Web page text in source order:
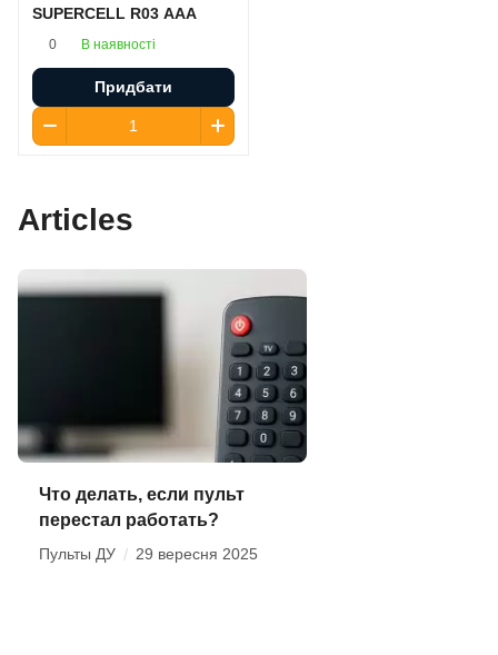
SUPERCELL R03 AAA
0 В наявності
Придбати
Articles
Что делать, если пульт
перестал работать?
Пульты ДУ / 29 вересня 2025